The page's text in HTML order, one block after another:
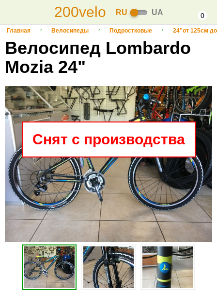
200velo RU UA 0
Главная Велосипеды Подростковые 24”от 125см
Велосипед Lombardo
Mozia 24"
Снят с производства